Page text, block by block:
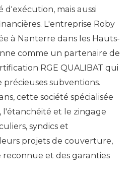
mais aussi
L'entreprise Roby
à Nanterre dans les Hauts-
comme un partenaire de
RGE QUALIBAT qui
subventions.
cette société spécialisée
l'étanchéité et le zingage
syndics et
projets de couverture,
reconnue et des garanties